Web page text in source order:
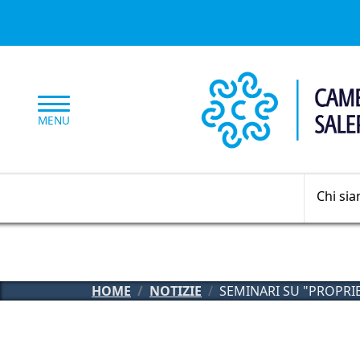
MENU
Chi
HOME NOTIZIE SEMINARI SU